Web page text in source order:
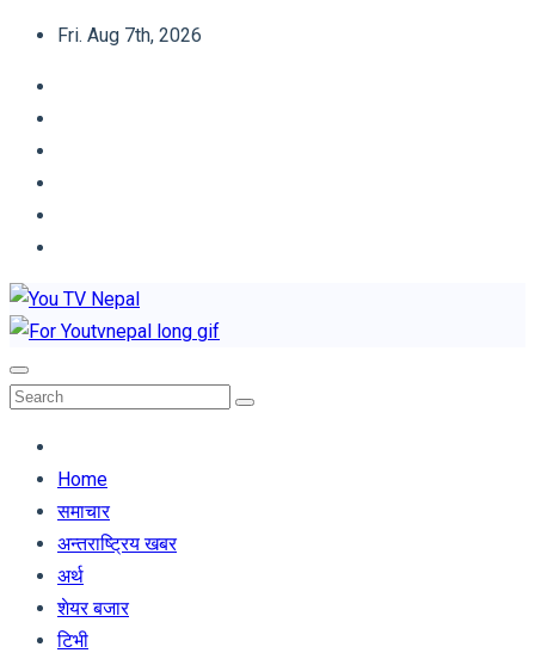
Skip
Fri. Aug 7th, 2026
Home
समाचार
अन्तराष्ट्रिय खबर
अर्थ
शेयर बजार
टिभी